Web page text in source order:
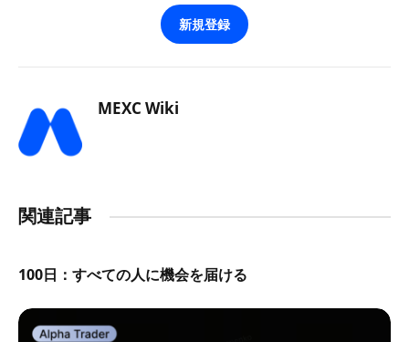
新規登録
MEXC Wiki
関連記事
100日：すべての人に機会を届ける